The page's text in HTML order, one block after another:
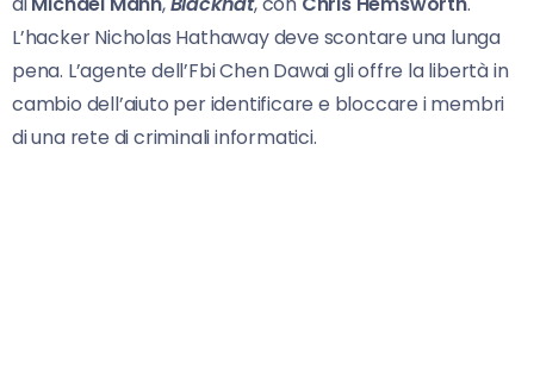
L’hacker Nicholas Hathaway deve scontare una lunga
pena. L’agente dell’Fbi Chen Dawai gli offre la libertà in
cambio dell’aiuto per identificare e bloccare i membri
di una rete di criminali informatici.